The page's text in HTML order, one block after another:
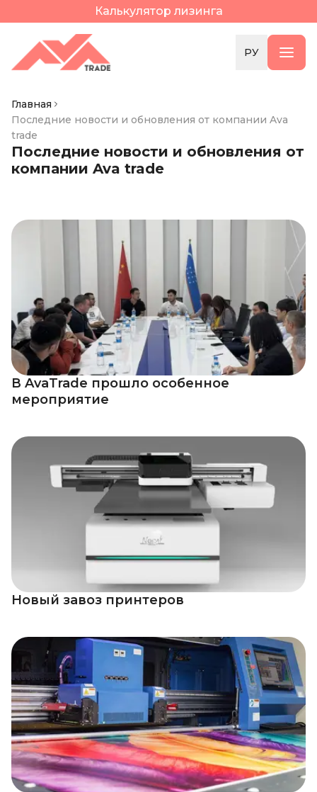
Калькулятор лизинга
РУ
Главная
Последние новости и обновления от компании Ava
trade
Последние новости и обновления от
компании Ava trade
В AvaTrade прошло особенное
мероприятие
Новый завоз принтеров